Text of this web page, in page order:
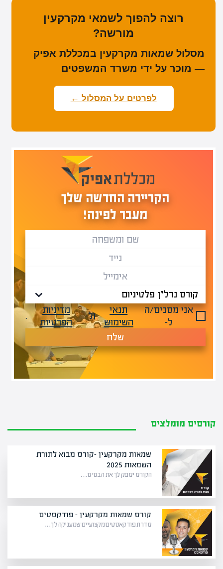
רוצה להפוך לשמאי מקרקעין
מורשה?
מסלול שמאות מקרקעין במכללת אפיק
— מוכר על ידי משרד המשפטים
לפרטים על המסלול ←
הקריירה החדשה שלך
מעבר לפינה!
אני מסכים/ה
ל-
תנאי
השימוש
ול-
מדיניות
הפרטיות
.
שלח
קורסים מומלצים
שמאות מקרקעין -קורס מבוא לתורת
השמאות 2025
הקורס יספק לך את הבסיס…
קורס שמאות מקרקעין – פודקסטים
סדרת פודקאסטים מקצועיים שמעניקה לך…